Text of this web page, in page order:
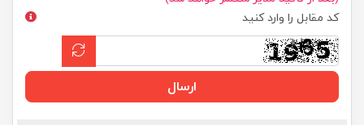
کد مقابل را وارد کنید
ارسال